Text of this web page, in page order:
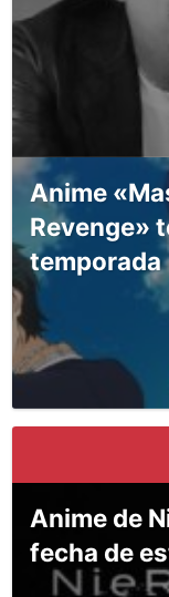
Anime
Revenge»
temporada
Anime de
fecha de